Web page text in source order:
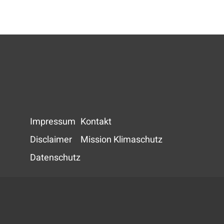
Impressum
Disclaimer
Datenschutz
Kontakt
Mission Klimaschutz